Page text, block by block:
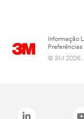
Informação
© 3M 2026.